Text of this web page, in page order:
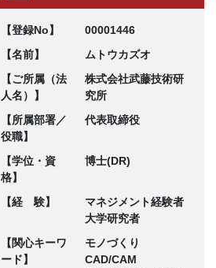
【登録No】
00001446
【名前】
ムトウカズオ
【ご所属（法
人名）】
株式会社武藤技術研
究所
【所属部署／
役職】
代表取締役
【学位・資
格】
博士(DR)
【経 験】
マネジメント経験者
大学研究者
【関心キーワ
ード】
モノづくり
CAD/CAM